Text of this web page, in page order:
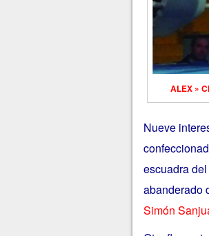
ALEX »
Nueve
escuadra del
abanderado
Simón